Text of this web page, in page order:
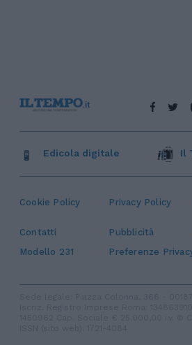
Cookie Policy Privacy Policy
Contatti Pubblicità
Modello 231
Preferenze
Edicola digitale Il